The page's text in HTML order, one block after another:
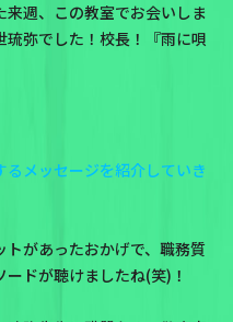
週、この教室でお会いしま
琉弥でした！校長！『雨に唄
メッセージを紹介していき
トがあったおかげで、職務質
ドが聴けましたね(笑)！